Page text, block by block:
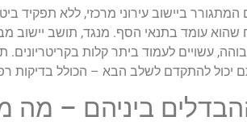
המתגורר ביישוב עירוני מרכזי, ללא
שהוא עומד בתנאי הסף. מנגד, תושב יישוב
עשויים לעמוד ביתר קלות
להתקדם לשלב הבא – הכולל בדיקות
ביניהם –